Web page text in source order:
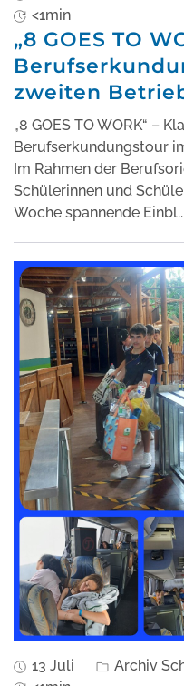
<1min
„8 GOES TO
zweiten
„8 GOES TO WORK“ –
Berufserkundungstour
Im Rahmen der
Schülerinnen und
Woche spannende Einbl
13 Juli Archiv